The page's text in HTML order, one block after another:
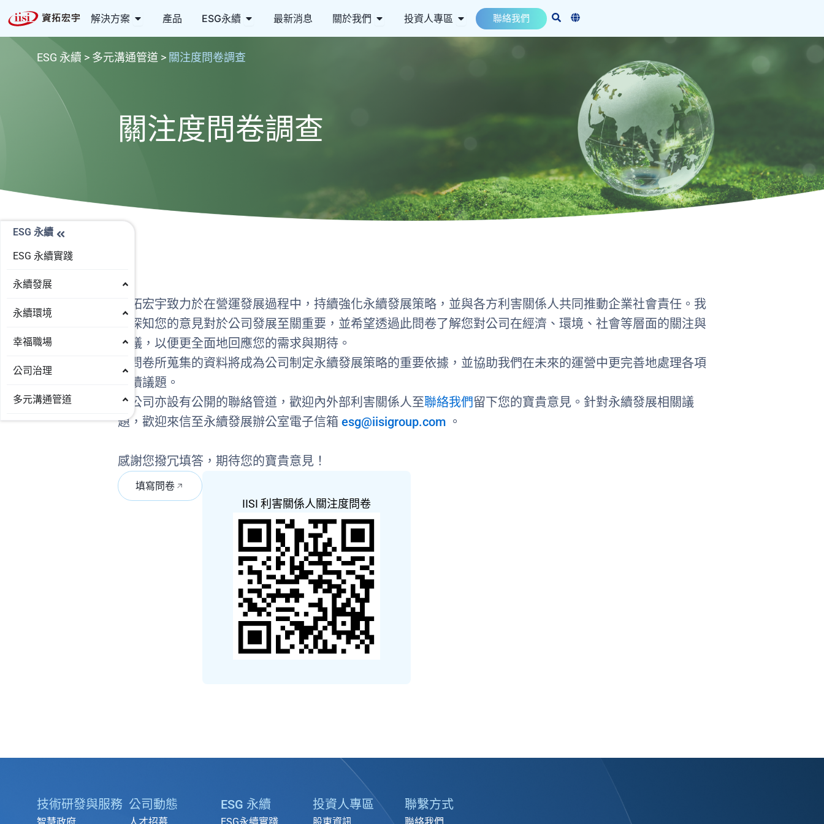
至
主
解決方案 Open 解決方案
產品 ESG永續 Open ESG永續
最新消息 關於我們 Open 關於我們
投資人專區 Open 投資人專區
聯絡我們
ESG 永續 > 多元溝通管道 > 關注度問卷調查
關注度問卷調查
ESG 永續
ESG 永續實踐
永續發展
永續環境
幸福職場
公司治理
多元溝通管道
資拓宏宇致力於在營運發展過程中，持續強化永續發展策略，並與各方利害關係人共同推動企業社會責任。我
們深知您的意見對於公司發展至關重要，並希望透過此問卷了解您對公司在經濟、環境、社會等層面的關注與
建議，以便更全面地回應您的需求與期待。
此問卷所蒐集的資料將成為公司制定永續發展策略的重要依據，並協助我們在未來的運營中更完善地處理各項
永續議題。
本公司亦設有公開的聯絡管道，歡迎內外部利害關係人至聯絡我們留下您的寶貴意見。針對永續發展相關議
題，歡迎來信至永續發展辦公室電子信箱 esg@iisigroup.com 。
感謝您撥冗填答，期待您的寶貴意見！
填寫問卷
IISI 利害關係人關注度問卷
技術研發與服務 公司動態 ESG 永續 投資人專區 聯繫方式